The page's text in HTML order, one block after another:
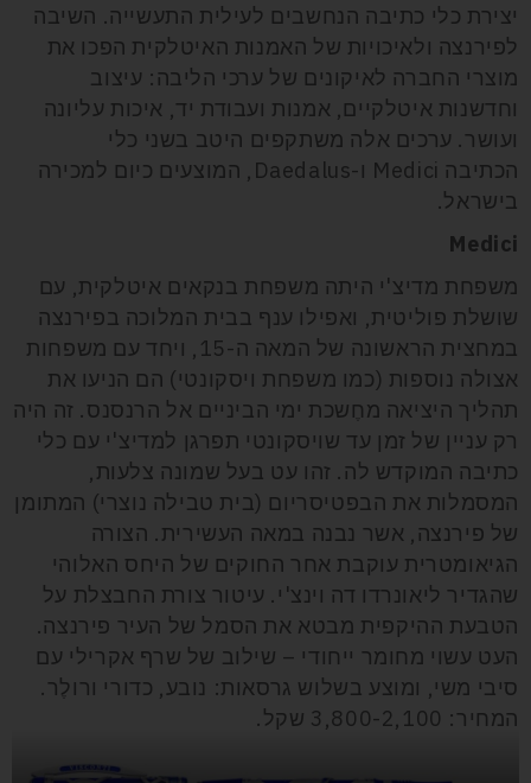
יצירת כלי כתיבה הנחשבים לעילית התעשייה. השיבה
לפירנצה ולאיכויות של האמנות האיטלקית הפכו את
מוצרי החברה לאיקונים של ערכי הליבה: עיצוב
וחדשנות איטלקיים, אמנות ועבודת יד, איכות עליונה
ועושר. ערכים אלה משתקפים היטב בשני כלי
הכתיבה Medici ו-Daedalus , המוצעים כיום למכירה
בישראל.
Medici
משפחת מדיצ'י היתה משפחת בנקאים איטלקית, עם
שושלת פוליטית, ואפילו ענף בבית המלוכה בפירנצה
במחצית הראשונה של המאה ה-15, ויחד עם משפחות
אצולה נוספות (כמו משפחת ויסקונטי) הם הניעו את
תהליך היציאה מחֶשכת ימי הביניים אל הרנסנס. זה היה
רק עניין של זמן עד שויסקונטי תפרגן למדיצ'י עם כלי
כתיבה המוקדש לה. זהו עט בעל שמונה צלעות,
המסמלות את הבפטיסריום (בית טבילה נוצרי) המתומן
של פירנצה, אשר נבנה במאה העשירית. הצורה
הגיאומטרית עוקבת אחר החוקים של היחס האלוהי
שהגדיר ליאונרדו דה וינצ'י. עיטור צורת החבצלת על
הטבעת ההיקפית מבטא את הסמל של העיר פירנצה.
העט עשוי מחומר ייחודי – שילוב של שרף אקרילי עם
סיבי משי, ומוצע בשלוש גרסאות: נובע, כדורי ורולֶר.
המחיר: 3,800-2,100 שקל.